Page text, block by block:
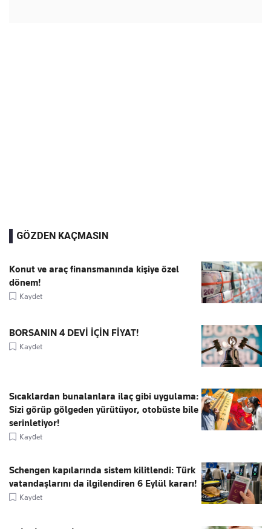
GÖZDEN KAÇMASIN
Konut ve araç finansmanında kişiye özel
dönem!
Kaydet
BORSANIN 4 DEVİ İÇİN FİYAT!
Kaydet
Sıcaklardan bunalanlara ilaç gibi uygulama:
Sizi görüp gölgeden yürütüyor, otobüste bile
serinletiyor!
Kaydet
Schengen kapılarında sistem kilitlendi: Türk
vatandaşlarını da ilgilendiren 6 Eylül kararı!
Kaydet